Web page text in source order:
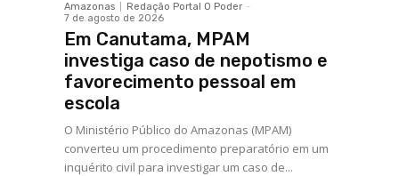
Amazonas Redação Portal O Poder -
7 de agosto de 2026
Em Canutama, MPAM
investiga caso de nepotismo e
favorecimento pessoal em
escola
O Ministério Público do Amazonas (MPAM)
converteu um procedimento preparatório em um
inquérito civil para investigar um caso de...